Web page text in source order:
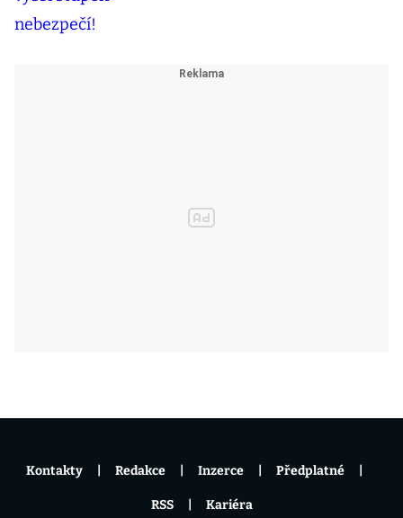
Kontakty Redakce Inzerce Předplatné
RSS Kariéra